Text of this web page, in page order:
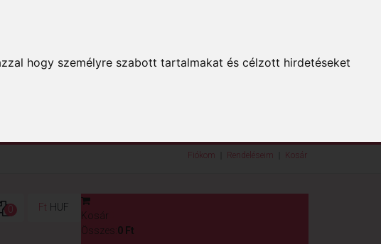
hogy személyre szabott tartalmakat és célzott hirdetéseket
Fiókom Rendeléseim Kosár
0 Ft HUF
Kosár
Összes: 0 Ft